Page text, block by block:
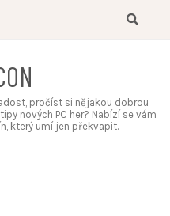
pročíst si nějakou dobrou
nových PC her? Nabízí se vám
který umí jen překvapit.